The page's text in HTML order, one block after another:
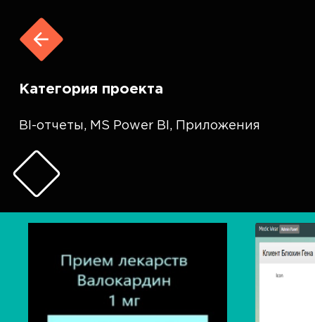
Категория проекта
BI-отчеты, MS Power BI , Приложения